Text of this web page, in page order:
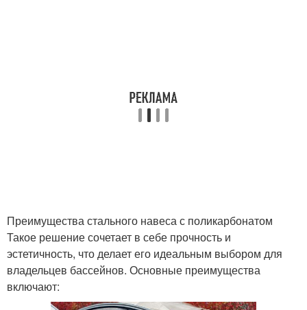
Преимущества стального навеса с поликарбонатом
Такое решение сочетает в себе прочность и
эстетичность, что делает его идеальным выбором для
владельцев бассейнов. Основные преимущества
включают: